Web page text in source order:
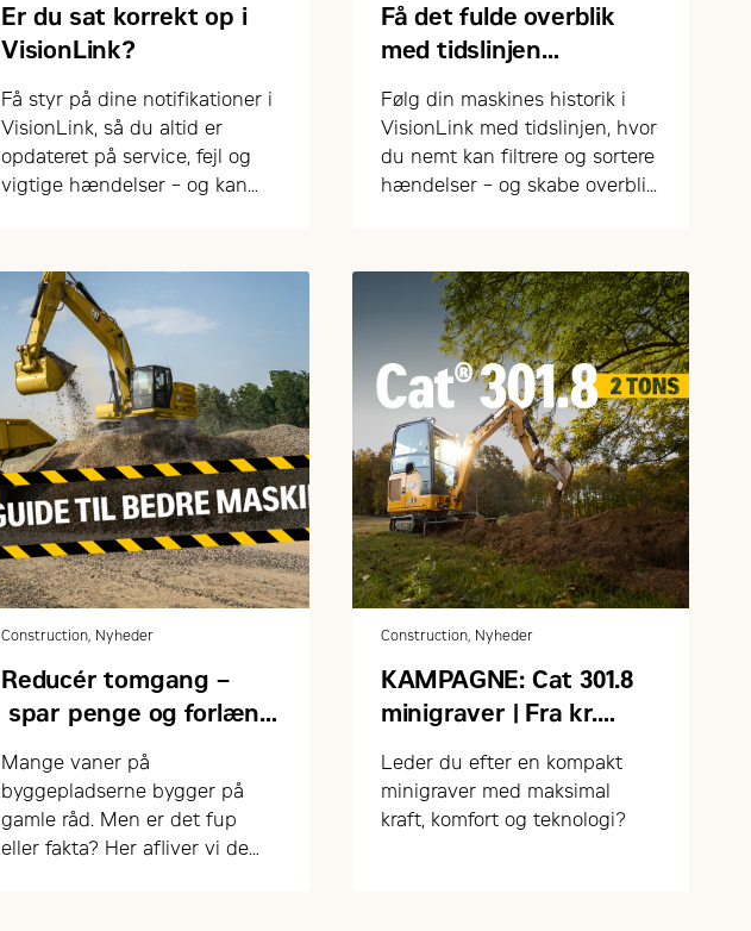
Er du sat korrekt op i
VisionLink?
Få styr på dine notifikationer i
VisionLink, så du altid er
opdateret på service, fejl og
vigtige hændelser – og kan
Få det fulde overblik
med tidslinjen
Følg din maskines historik i
VisionLink med tidslinjen, hvor
du nemt kan filtrere og sortere
hændelser – og skabe overblik
Construction, Nyheder
Reducér tomgang –
spar penge og forlæng
Mange vaner på
byggepladserne bygger på
gamle råd. Men er det fup
eller fakta? Her afliver vi de
Construction, Nyheder
KAMPAGNE: Cat 301.8
minigraver | Fra kr.
udstyr
Leder du efter en kompakt
minigraver med maksimal
kraft, komfort og teknologi?